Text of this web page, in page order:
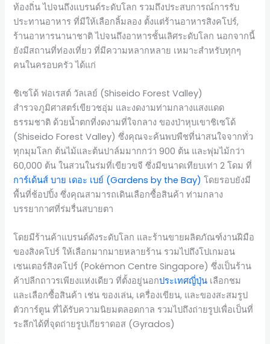
ท้องถิ่น ไปจนถึงแบรนด์ระดับโลก รวมถึงประสบการณ์การรับ
ประทานอาหาร ที่มีให้เลือกลิ้มลอง ตั้งแต่ร้านอาหารสิงคโปร์,
ร้านอาหารนานาชาติ ไปจนถึงอาหารชั้นเลิศระดับโลก นอกจากนี้
ยังมีสถานที่ท่องเที่ยว ที่มีความหลากหลาย เหมาะสำหรับทุกๆ
คนในครอบครัว ได้แก่
ชิเซโด้ ฟอเรสต์ วัลเลย์ (Shiseido Forest Valley)
สำรวจภูมิศาสตร์เขียวชอุ่ม และงดงามท่ามกลางแสงแดด
ธรรมชาติ ด้วยน้ำตกที่งดงามที่ใจกลาง ของป่าหุบเขาชิเซโด้
(Shiseido Forest Valley) ซึ่งคุณจะค้นพบพืชที่น่าสนใจจากทั่ว
ทุกมุมโลก ต้นไม้และต้นปาล์มมากกว่า 900 ต้น และพุ่มไม้กว่า
60,000 ต้น ในสวนในร่มที่เขียวขจี ซึ่งมีขนาดเทียบเท่า 2 โดม ที่
การ์เด้นส์ บาย เดอะ เบย์ (Gardens by the Bay) โดยรอบยังมี
พื้นที่ช้อปปิ้ง ซึ่งคุณสามารถเดินเลือกซื้อสินค้า ท่ามกลาง
บรรยากาศที่ร่มรื่นสบายตา
โดยมีร้านค้าแบรนด์ดังระดับโลก และร้านขายผลิตภัณฑ์งานฝีมือ
ของสิงคโปร์ ให้เลือกมากมายหลายร้าน รวมไปถึงโปเกมอน
เซนเตอร์สิงคโปร์ (Pokémon Centre Singapore) ซึ่งเป็นร้าน
ค้าปลีกถาวรเพียงแห่งเดียว ที่ตั้งอยู่นอกประเทศญี่ปุ่น เลือกชม
และเลือกซื้อสินค้า เช่น ของเล่น, เครื่องเขียน, และของสะสมรูป
ตัวการ์ตูน ที่ได้รับความนิยมตลอดกาล รวมไปถึงถ่ายรูปเพื่อเป็นที่
ระลึกได้ที่จุดถ่ายรูปเกียราดอส (Gyrados)